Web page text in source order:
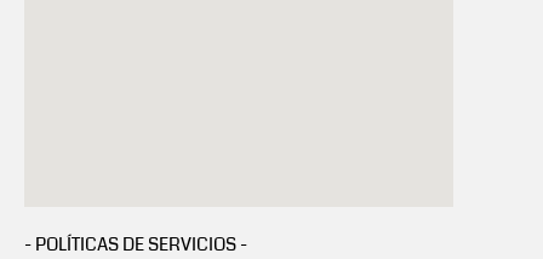
- POLÍTICAS DE SERVICIOS -